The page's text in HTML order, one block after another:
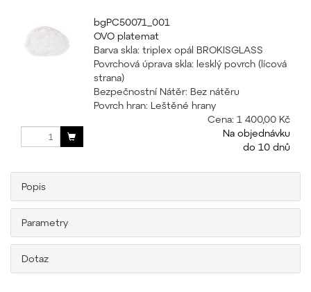
bgPC50071_001
OVO platemat
Barva skla: triplex opál BROKISGLASS
Povrchová úprava skla: lesklý povrch (lícová
strana)
Bezpečnostní Nátěr: Bez nátěru
Povrch hran: Leštěné hrany
Cena: 1 400,00 Kč
Na objednávku
do 10 dnů
Popis
Parametry
Dotaz